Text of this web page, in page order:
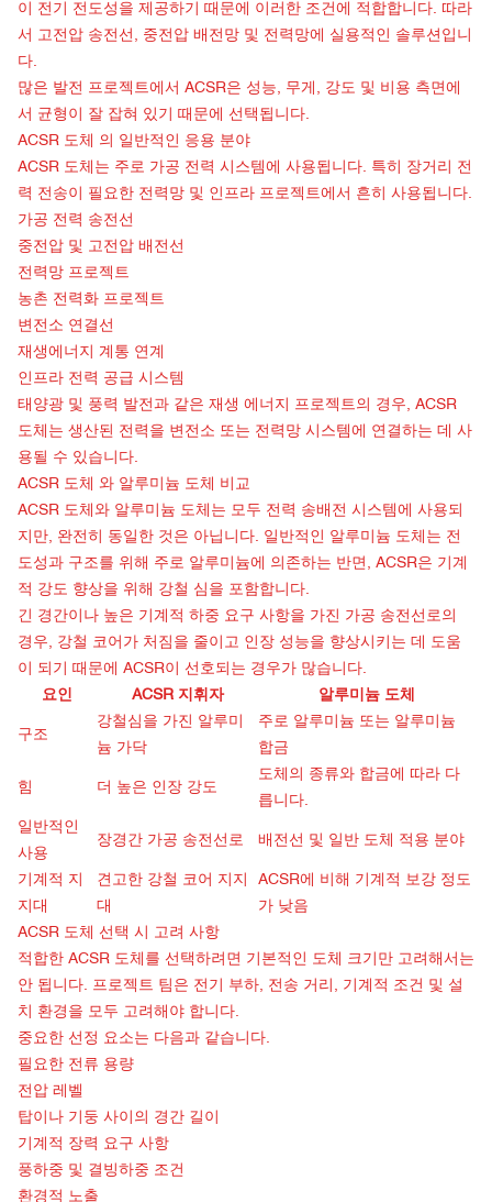
이 전기 전도성을 제공하기 때문에 이러한 조건에 적합합니다. 따라
서 고전압 송전선, 중전압 배전망 및 전력망에 실용적인 솔루션입니
다.
많은 발전 프로젝트에서 ACSR은 성능, 무게, 강도 및 비용 측면에
서 균형이 잘 잡혀 있기 때문에 선택됩니다.
ACSR 도체
의 일반적인 응용 분야
ACSR 도체는 주로 가공 전력 시스템에 사용됩니다. 특히 장거리 전
력 전송이 필요한 전력망 및 인프라 프로젝트에서 흔히 사용됩니다.
가공 전력 송전선
중전압 및 고전압 배전선
전력망 프로젝트
농촌 전력화 프로젝트
변전소 연결선
재생에너지 계통 연계
인프라 전력 공급 시스템
태양광 및 풍력 발전과 같은 재생 에너지 프로젝트의 경우, ACSR
도체는 생산된 전력을 변전소 또는 전력망 시스템에 연결하는 데 사
용될 수 있습니다.
ACSR 도체
와 알루미늄 도체 비교
ACSR 도체와 알루미늄 도체는 모두 전력 송배전 시스템에 사용되
지만, 완전히 동일한 것은 아닙니다. 일반적인 알루미늄 도체는 전
도성과 구조를 위해 주로 알루미늄에 의존하는 반면, ACSR은 기계
적 강도 향상을 위해 강철 심을 포함합니다.
긴 경간이나 높은 기계적 하중 요구 사항을 가진 가공 송전선로의
경우, 강철 코어가 처짐을 ​​줄이고 인장 성능을 향상시키는 데 도움
이 되기 때문에 ACSR이 선호되는 경우가 많습니다.
요인
ACSR 지휘자 알루미늄 도체
구조
강철심을 가진 알루미
늄 가닥
주로 알루미늄 또는 알루미늄
합금
힘 더 높은 인장 강도
도체의 종류와 합금에 따라 다
릅니다.
일반적인
사용
장경간 가공 송전선로 배전선 및 일반 도체 적용 분야
기계적 지
지대
견고한 강철 코어 지지
대
ACSR에 비해 기계적 보강 정도
가 낮음
ACSR 도체 선택 시 고려 사항
적합한 ACSR 도체를 선택하려면 기본적인 도체 크기만 고려해서는
안 됩니다. 프로젝트 팀은 전기 부하, 전송 거리, 기계적 조건 및 설
치 환경을 모두 고려해야 합니다.
중요한 선정 요소는 다음과 같습니다.
필요한 전류 용량
전압 레벨
탑이나 기둥 사이의 경간 길이
기계적 장력 요구 사항
풍하중 및 결빙하중 조건
환경적 노출